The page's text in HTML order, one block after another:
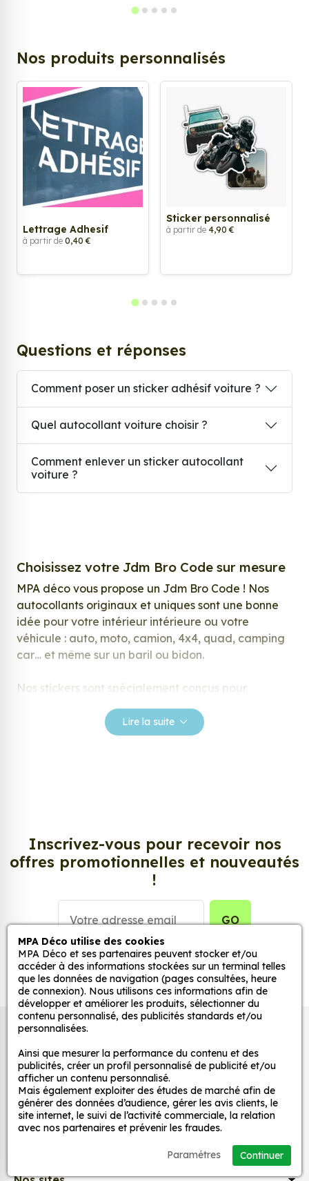
Nos produits personnalisés
Lettrage Adhesif
à partir de 0,40 €
Sticker personnalisé
à partir de 4,90 €
Questions et réponses
Comment poser un sticker adhésif voiture ?
Quel autocollant voiture choisir ?
Comment enlever un sticker autocollant
voiture ?
Choisissez votre Jdm Bro Code sur mesure
MPA déco vous propose un Jdm Bro Code ! Nos
autocollants originaux et uniques sont une bonne
idée pour votre intérieur intérieure ou votre
véhicule : auto, moto, camion, 4x4, quad, camping
car… et même sur un baril ou bidon.
Nos stickers sont spécialement conçus pour
notre large gamme de stickers.
décorer votre intérieur ou votre véhicule.
Personnalisez la surface de votre choix avec nos
stickers muraux et stickers véhicule. Une solution
simple et rapide qui transforme toutes surfaces
lisses, propres et non poreuses.
Grâce à notre sélection de stickers et autocollants,
adaptez la décoration d’une pièce, d’une voiture,
d’un meuble, d’une porte et de toute autre surface,
et ce, à moindre coût et sans effort.
Quels sont les avantages de nos stickers
Une grande variété de motifs et de couleurs :
nos Jdm Bro Code sont disponibles dans une
large gamme de motifs et de couleurs, ce qui
vous permet de trouver le sticker parfait pour
votre décoration.
Une installation facile : nos stickers sont faciles
à installer, même pour les débutants. Il suffit de
Lire la suite
Inscrivez-vous pour recevoir nos
offres promotionnelles et nouveautés
!
GO
Autocollants pour véhicules et stickers
décoratifs
MPA Déco
MPA Déco utilise des cookies
MPA Déco et ses partenaires peuvent stocker et/ou
accéder à des informations stockées sur un terminal telles
que les données de navigation (pages consultées, heure
de connexion). Nous utilisons ces informations afin de
développer et améliorer les produits, sélectionner du
contenu personnalisé, des publicités standards et/ou
personnalisées.
Ainsi que mesurer la performance du contenu et des
publicités, créer un profil personnalisé de publicité et/ou
afficher un contenu personnalisé.
Mais également exploiter des études de marché afin de
générer des données d’audience, gérer les avis clients, le
site internet, le suivi de l’activité commerciale, la relation
avec nos partenaires et prévenir les fraudes.
Continuer
Paramétres